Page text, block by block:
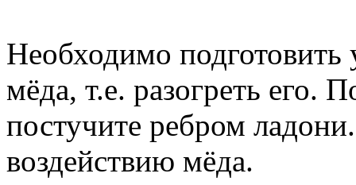
Необходимо подготовить
мёда, т.е. разогреть его.
постучите ребром
воздействию мёда.